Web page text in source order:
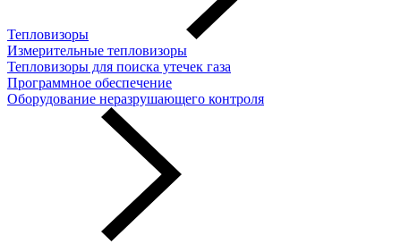
Тепловизоры
Измерительные тепловизоры
Тепловизоры для поиска утечек газа
Программное обеспечение
Оборудование неразрушающего контроля